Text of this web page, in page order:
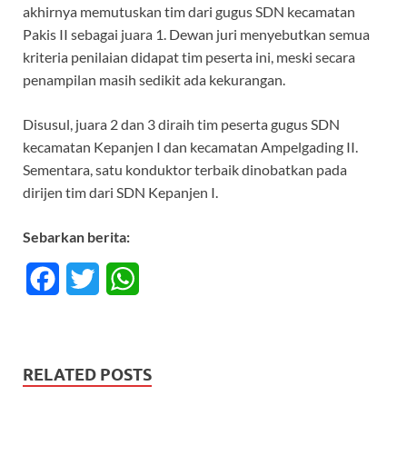
akhirnya memutuskan tim dari gugus SDN kecamatan
Pakis II sebagai juara 1. Dewan juri menyebutkan semua
kriteria penilaian didapat tim peserta ini, meski secara
penampilan masih sedikit ada kekurangan.
Disusul, juara 2 dan 3 diraih tim peserta gugus SDN
kecamatan Kepanjen I dan kecamatan Ampelgading II.
Sementara, satu konduktor terbaik dinobatkan pada
dirijen tim dari SDN Kepanjen I.
Sebarkan berita:
e
t
t
RELATED POSTS